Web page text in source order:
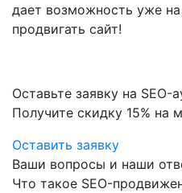
дает возможность уже на
продвигать сайт!
Оставьте заявку на SEO-
Получите скидку 15% на
Оставить заявку
Ваши вопросы и наши
Что такое SEO-